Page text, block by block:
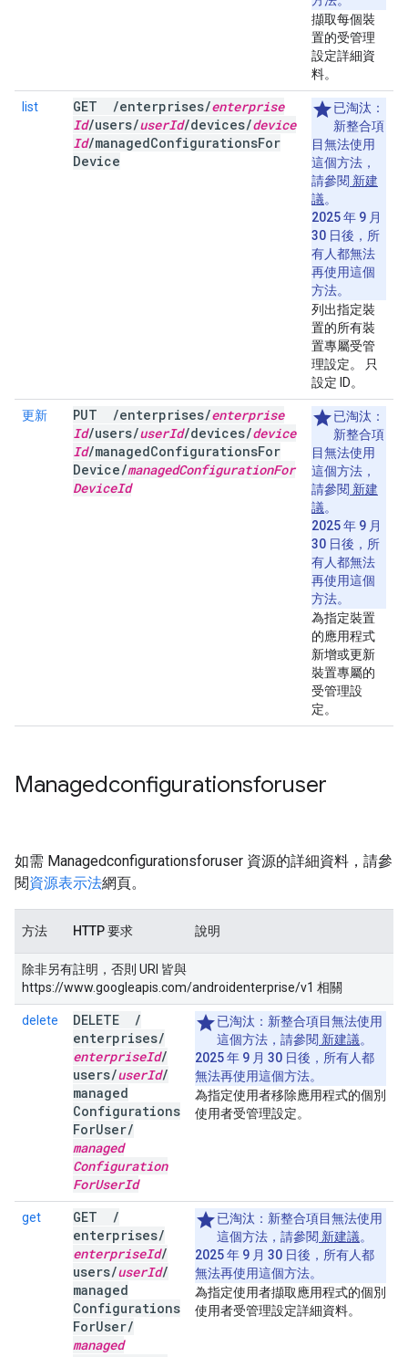
擷取每個裝
置的受管理
設定詳細資
料。
list GET /enterprises/enterprise
Id/users/userId/devices/device
Id/managedConfigurationsFor
Device
已淘汰：
新整合項
目無法使用
這個方法，
請參閱 新建
議。
2025 年 9 月
30 日後，所
有人都無法
再使用這個
方法。
列出指定裝
置的所有裝
置專屬受管
理設定。 只
設定 ID。
更新 PUT /enterprises/enterprise
Id/users/userId/devices/device
Id/managedConfigurationsFor
Device/managedConfigurationFor
DeviceId
已淘汰：
新整合項
目無法使用
這個方法，
請參閱 新建
議。
2025 年 9 月
30 日後，所
有人都無法
再使用這個
方法。
為指定裝置
的應用程式
新增或更新
裝置專屬的
受管理設
定。
Managedconfigurationsforuser
如需 Managedconfigurationsforuser 資源的詳細資料，請參
閱資源表示法網頁。
方法 HTTP 要求 說明
除非另有註明，否則 URI 皆與
https://www.googleapis.com/androidenterprise/v1 相關
delete DELETE
/
enterprises/
enterpriseId/
users/userId/
managed
Configurations
ForUser/
managed
Configuration
ForUserId
已淘汰： 新整合項目無法使用
這個方法，請參閱 新建議。
2025 年 9 月 30 日後，所有人都
無法再使用這個方法。
為指定使用者移除應用程式的個別
使用者受管理設定。
get GET
/
enterprises/
enterpriseId/
users/userId/
managed
Configurations
ForUser/
managed
已淘汰： 新整合項目無法使用
這個方法，請參閱 新建議。
2025 年 9 月 30 日後，所有人都
無法再使用這個方法。
為指定使用者擷取應用程式的個別
使用者受管理設定詳細資料。